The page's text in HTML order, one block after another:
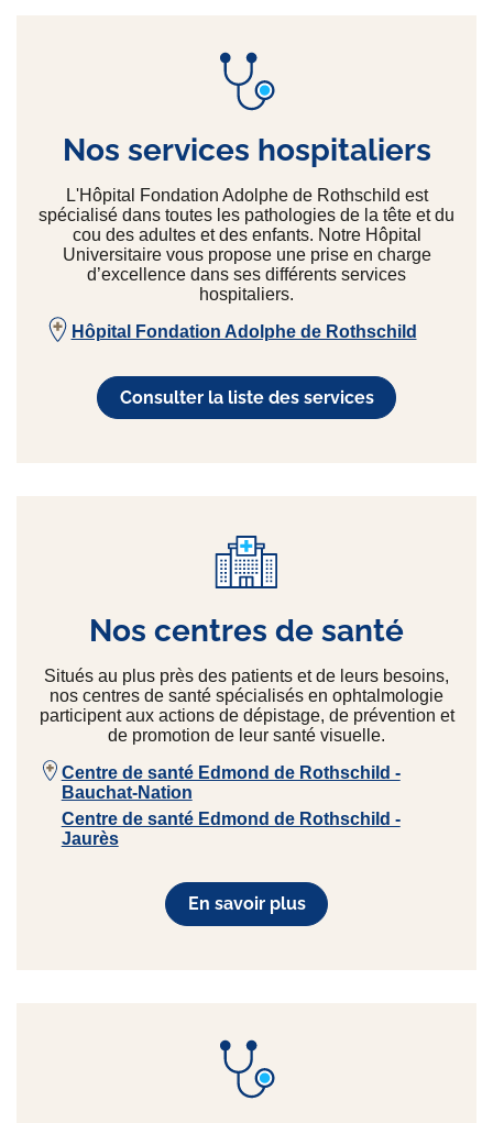
Nos services hospitaliers
L'Hôpital Fondation Adolphe de Rothschild est
spécialisé dans toutes les pathologies de la tête et du
cou des adultes et des enfants. Notre Hôpital
Universitaire vous propose une prise en charge
d’excellence dans ses différents services
hospitaliers.
Hôpital Fondation Adolphe de Rothschild
Consulter la liste des services
Nos centres de santé
Situés au plus près des patients et de leurs besoins,
nos centres de santé spécialisés en ophtalmologie
participent aux actions de dépistage, de prévention et
de promotion de leur santé visuelle.
Centre de santé Edmond de Rothschild -
Bauchat-Nation
Centre de santé Edmond de Rothschild -
Jaurès
En savoir plus